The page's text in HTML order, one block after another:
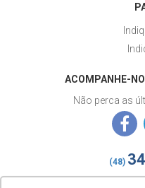
ACOMPANHE-
Não perca as
(48)